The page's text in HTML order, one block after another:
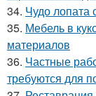
34. Чудо лопата
35. Мебель в
материалов
36. Частные
требуются для